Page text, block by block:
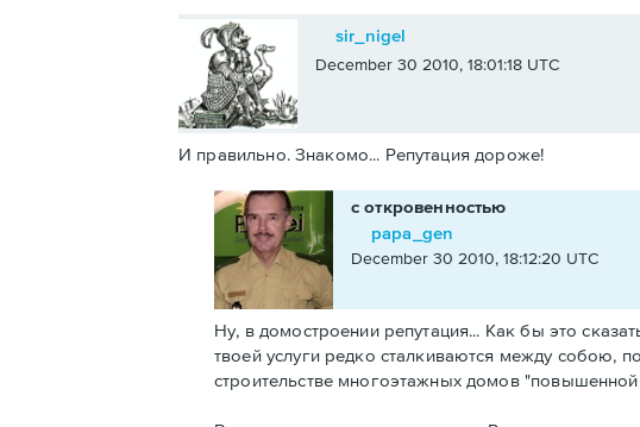
sir_nigel
December 30 2010, 18:01:18 UTC
И правильно. Знакомо... Репутация дороже!
с откровенностью
papa_gen
December 30 2010, 18:12:20 UTC
Ну, в домостроении репутация... Как бы это
твоей услуги редко сталкиваются между собою,
строительстве многоэтажных домов "повышенной